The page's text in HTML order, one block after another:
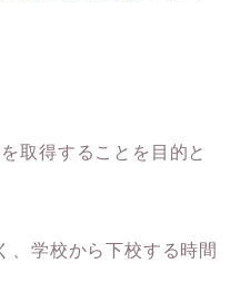
取得することを目的と
、学校から下校する時間